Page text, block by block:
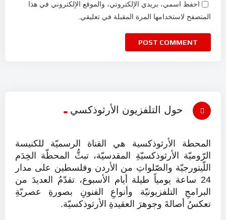
احفظ اسمي، بريدي الإلكتروني، والموقع الإلكتروني في هذا
المتصفح لاستخدامها المرة المقبلة في تعليقي.
حول التلفزيون الأرثوذكسي
المحطة الأرثوذكسية هي القناة الرسميّة للكنيسة
الرّوميّة الأرثوذكسيّةِ المقدسيّة، تبثُّ المحطّة الخِدَم
اللّيتورجيّة والصّلواتِ من الأردن وفلسطين على مدار
24 ساعة يومياً طيلة أيام الأسبوع، تقدّمُ العديدَ من
البرامجِ التلفزيونيّة وأنواعِ الفنونِ بصورةِ عصريّةِ
تعكسُ أصالةَ وجوهرَ العقيدةِ الأرثوذكسيّة.